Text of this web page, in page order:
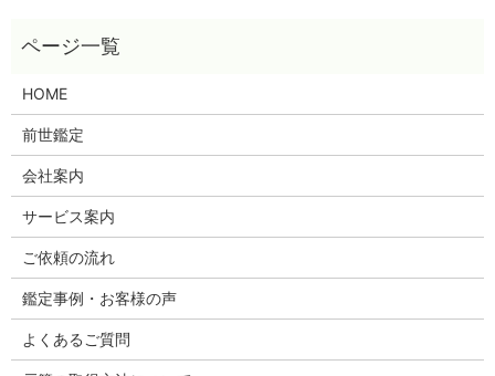
HOME
前世鑑定
会社案内
サービス案内
ご依頼の流れ
鑑定事例・お客様の声
よくあるご質問